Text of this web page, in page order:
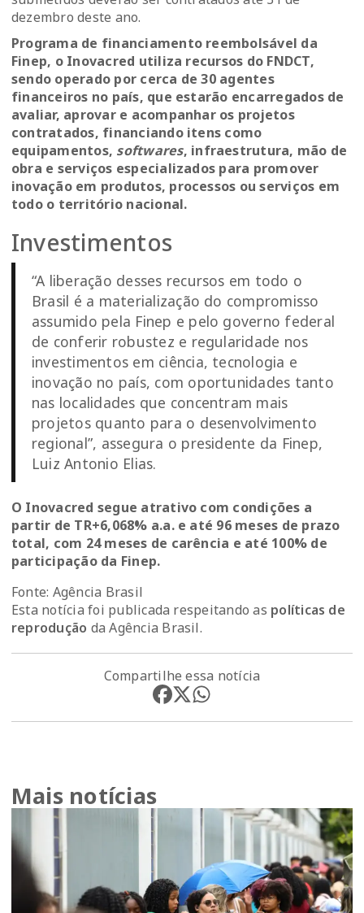
dezembro deste ano.
Programa de financiamento reembolsável da
Finep, o Inovacred utiliza recursos do FNDCT,
sendo operado por cerca de 30 agentes
financeiros no país, que estarão encarregados de
avaliar, aprovar e acompanhar os projetos
contratados, financiando itens como
equipamentos, softwares, infraestrutura, mão de
obra e serviços especializados para promover
inovação em produtos, processos ou serviços em
todo o território nacional.
Investimentos
“A liberação desses recursos em todo o
Brasil é a materialização do compromisso
assumido pela Finep e pelo governo federal
de conferir robustez e regularidade nos
investimentos em ciência, tecnologia e
inovação no país, com oportunidades tanto
nas localidades que concentram mais
projetos quanto para o desenvolvimento
regional”, assegura o presidente da Finep,
Luiz Antonio Elias.
O Inovacred segue atrativo com condições a
partir de TR+6,068% a.a. e até 96 meses de prazo
total, com 24 meses de carência e até 100% de
participação da Finep.
Fonte: Agência Brasil
Esta notícia foi publicada respeitando as políticas de
reprodução da Agência Brasil.
Compartilhe essa notícia
Mais notícias